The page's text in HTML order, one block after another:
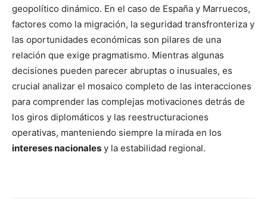
geopolítico dinámico. En el caso de España y Marruecos,
factores como la migración, la seguridad transfronteriza y
las oportunidades económicas son pilares de una
relación que exige pragmatismo. Mientras algunas
decisiones pueden parecer abruptas o inusuales, es
crucial analizar el mosaico completo de las interacciones
para comprender las complejas motivaciones detrás de
los giros diplomáticos y las reestructuraciones
operativas, manteniendo siempre la mirada en los
intereses nacionales y la estabilidad regional.